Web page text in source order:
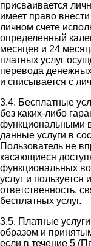
присваивается
имеет право
личном счете
определенный
месяцев и 24
платных услуг
перевода
и списывается с
3.4. Бесплатные
без каких-либо
функциональными
данные услуги в
Пользователь не
касающиеся
функциональных
услуг и
ответственность,
бесплатных услуг.
3.5. Платные
образом и
если в течение 5